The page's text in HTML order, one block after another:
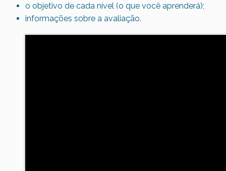
o objetivo de cada nível (o que você aprenderá);
informações sobre a avaliação.